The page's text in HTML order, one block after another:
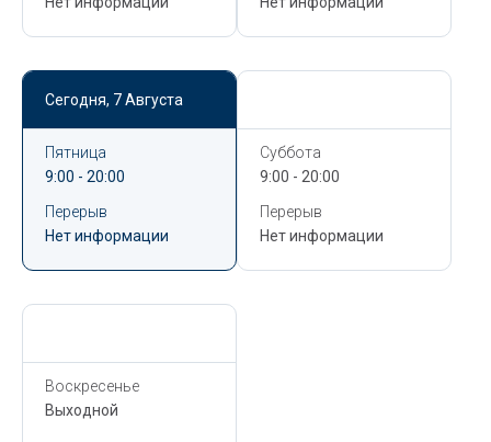
Сегодня, 7 Августа
Пятница
9:00 - 20:00
Перерыв
Нет информации
Суббота
9:00 - 20:00
Перерыв
Нет информации
Воскресенье
Выходной